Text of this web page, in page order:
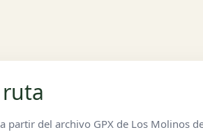
partir del archivo GPX de Los Molinos